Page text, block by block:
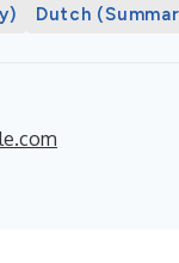
Dutch